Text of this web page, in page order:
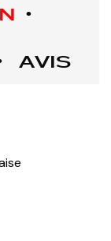
AVIS